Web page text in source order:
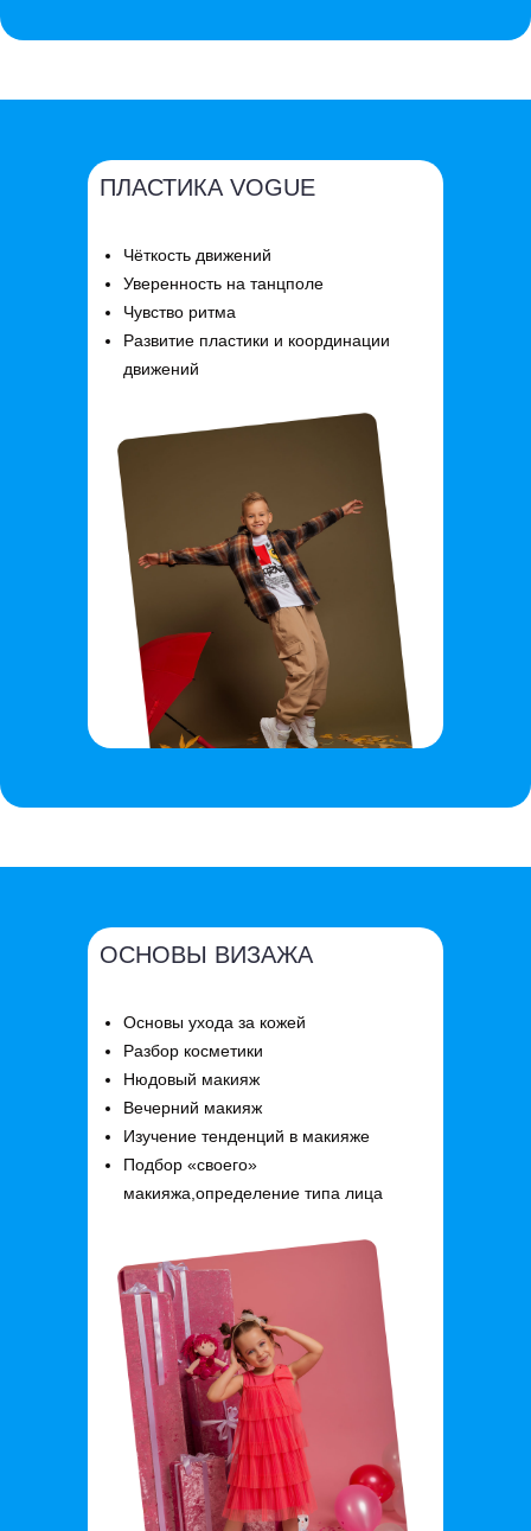
ПЛАСТИКА VOGUE
Чёткость движений
Уверенность на танцполе
Чувство ритма
Развитие пластики и координации
движений
ОСНОВЫ ВИЗАЖА
Основы ухода за кожей
Разбор косметики
Нюдовый макияж
Вечерний макияж
Изучение тенденций в макияже
Подбор «своего»
макияжа,определение типа лица